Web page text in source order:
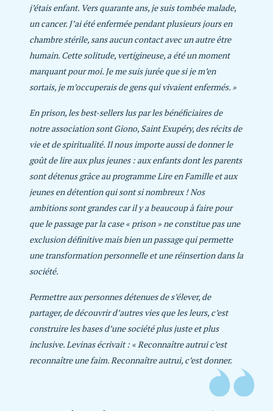
j’étais enfant. Vers quarante ans, je suis tombée malade,
un cancer. J’ai été enfermée pendant plusieurs jours en
chambre stérile, sans aucun contact avec un autre être
humain. Cette solitude, vertigineuse, a été un moment
marquant pour moi. Je me suis jurée que si je m’en
sortais, je m’occuperais de gens qui vivaient enfermés. »
En prison, les best-sellers lus par les bénéficiaires de
notre association sont Giono, Saint Exupéry, des récits de
vie et de spiritualité. Il nous importe aussi de donner le
goût de lire aux plus jeunes : aux enfants dont les parents
sont détenus grâce au programme Lire en Famille et aux
jeunes en détention qui sont si nombreux ! Nos
ambitions sont grandes car il y a beaucoup à faire pour
que le passage par la case « prison » ne constitue pas une
exclusion définitive mais bien un passage qui permette
une transformation personnelle et une réinsertion dans la
société.
Permettre aux personnes détenues de s’élever, de
partager, de découvrir d’autres vies que les leurs, c’est
construire les bases d’une société plus juste et plus
inclusive. Levinas écrivait : « Reconnaître autrui c’est
reconnaître une faim. Reconnaître autrui, c’est donner.